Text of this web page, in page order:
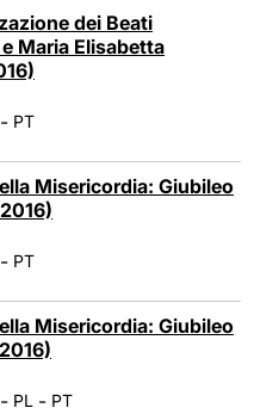
dei Beati
Maria Elisabetta
- PT
Misericordia: Giubileo
- PT
Misericordia: Giubileo
- PL - PT